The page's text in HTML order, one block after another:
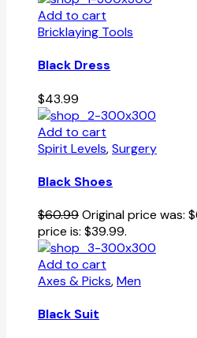
Add to cart
Bricklaying Tools
Black Dress
$43.99
Add to cart
Spirit Levels,Surgery
Black Shoes
$60.99Original price was:
price is: $39.99.
Add to cart
Axes & Picks,Men
Black Suit